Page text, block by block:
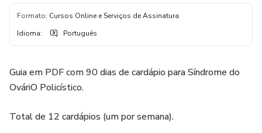
Formato: Cursos Online e Serviços de Assinatura
Idioma: Português
Guia em PDF com 90 dias de cardápio para Síndrome do
OváriO Policístico.
Total de 12 cardápios (um por semana).